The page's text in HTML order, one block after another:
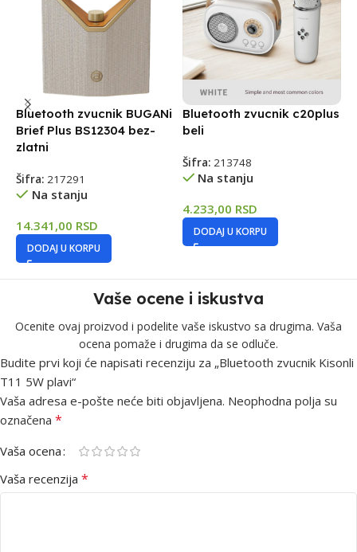
Bluetooth zvucnik BUGANi
Brief Plus BS12304 bez-
zlatni
Šifra: 217291
Na stanju
14.341,00 RSD
DODAJ U KORPU
Bluetooth zvucnik c20plus
beli
Šifra: 213748
Na stanju
4.233,00 RSD
DODAJ U KORPU
Vaše ocene i iskustva
Ocenite ovaj proizvod i podelite vaše iskustvo sa drugima. Vaša
ocena pomaže i drugima da se odluče.
Budite prvi koji će napisati recenziju za „Bluetooth zvucnik Kisonli
T11 5W plavi“
Vaša adresa e-pošte neće biti objavljena. Neophodna polja su
označena *
Vaša ocena
Vaša recenzija *